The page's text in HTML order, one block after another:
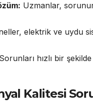
Uzmanlar,
elektrik ve uydu
Sorunları hızlı bir
Kalitesi